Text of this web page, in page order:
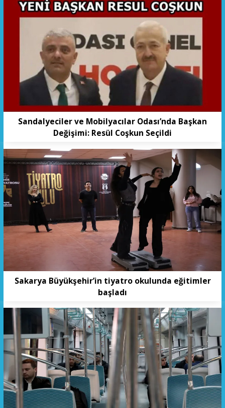
Sandalyeciler ve Mobilyacılar Odası’nda Başkan
Değişimi: Resül Coşkun Seçildi
Sakarya Büyükşehir’in tiyatro okulunda eğitimler
başladı